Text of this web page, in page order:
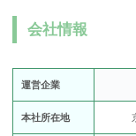
会社情報
運営企業
本社所在地